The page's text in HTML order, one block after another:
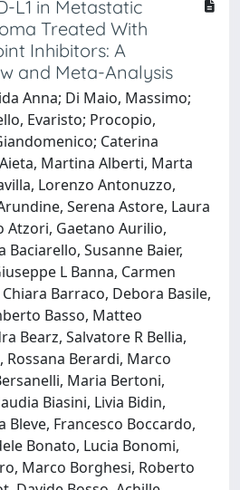
L1 in Metastatic
Treated With
Inhibitors: A
and Meta-Analysis
Anna; Di Maio, Massimo;
Evaristo; Procopio,
Caterina
Martina Alberti, Marta
Lorenzo Antonuzzo,
Serena Astore, Laura
Atzori, Gaetano Aurilio,
Baciarello, Susanne Baier,
L Banna, Carmen
Barraco, Debora Basile,
Basso, Matteo
Bearz, Salvatore R Bellia,
Berardi, Marco
Maria Bertoni,
Biasini, Livia Bidin,
Bleve, Francesco Boccardo,
Bonato, Lucia Bonomi,
Marco Borghesi, Roberto